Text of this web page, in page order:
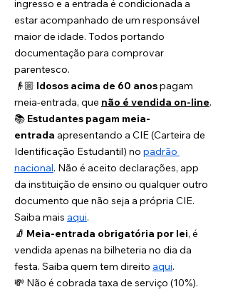
ingresso e a entrada é condicionada a
estar acompanhado de um responsável
maior de idade. Todos portando
documentação para comprovar
parentesco.
👴🏼 Idosos acima de 60 anos pagam
meia-entrada, que não é vendida on-line.
📚 Estudantes pagam meia-
entrada apresentando a CIE (Carteira de
Identificação Estudantil) no padrão
nacional. Não é aceito declarações, app
da instituição de ensino ou qualquer outro
documento que não seja a própria CIE.
Saiba mais aqui.
🧦 Meia-entrada obrigatória por lei, é
vendida apenas na bilheteria no dia da
festa. Saiba quem tem direito aqui.
💸 Não é cobrada taxa de serviço (10%).